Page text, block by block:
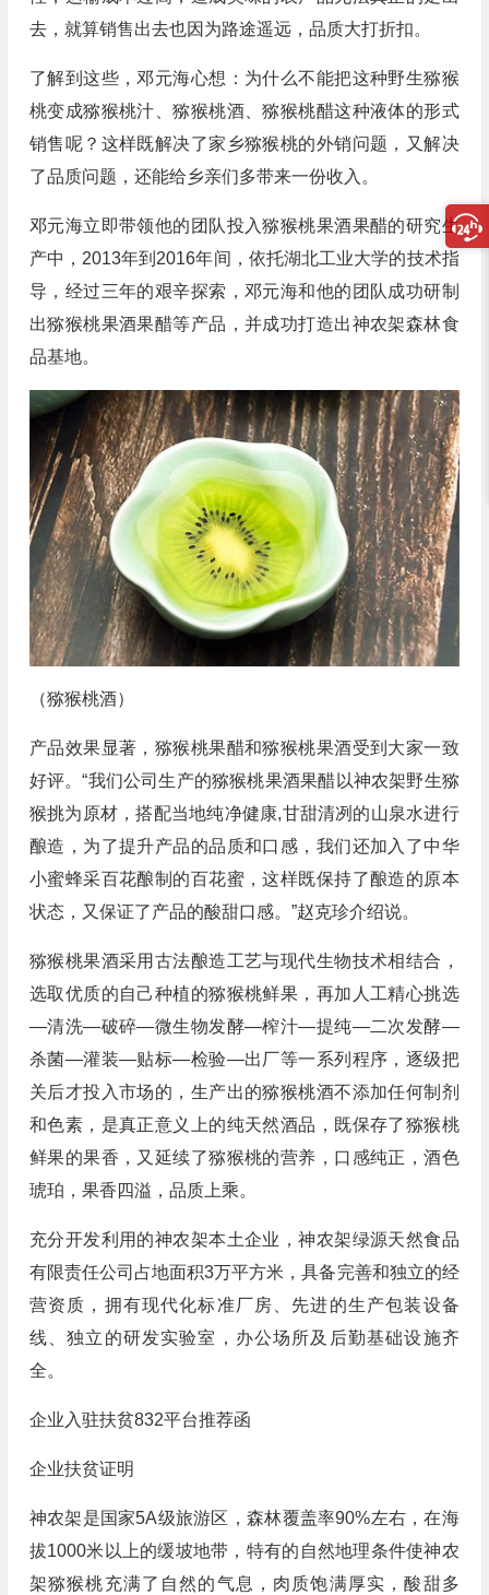
去，就算销售出去也因为路途遥远，品质大打折扣。
了解到这些，邓元海心想：为什么不能把这种野生猕猴
桃变成猕猴桃汁、猕猴桃酒、猕猴桃醋这种液体的形式
销售呢？这样既解决了家乡猕猴桃的外销问题，又解决
了品质问题，还能给乡亲们多带来一份收入。
邓元海立即带领他的团队投入猕猴桃果酒果醋的研究生
产中，2013年到2016年间，依托湖北工业大学的技术指
导，经过三年的艰辛探索，邓元海和他的团队成功研制
出猕猴桃果酒果醋等产品，并成功打造出神农架森林食
品基地。
（猕猴桃酒）
产品效果显著，猕猴桃果醋和猕猴桃果酒受到大家一致
好评。“我们公司生产的猕猴桃果酒果醋以神农架野生猕
猴挑为原材，搭配当地纯净健康,甘甜清冽的山泉水进行
酿造，为了提升产品的品质和口感，我们还加入了中华
小蜜蜂采百花酿制的百花蜜，这样既保持了酿造的原本
状态，又保证了产品的酸甜口感。”赵克珍介绍说。
猕猴桃果酒采用古法酿造工艺与现代生物技术相结合，
选取优质的自己种植的猕猴桃鲜果，再加人工精心挑选
—清洗—破碎—微生物发酵—榨汁—提纯—二次发酵—
杀菌—灌装—贴标—检验—出厂等一系列程序，逐级把
关后才投入市场的，生产出的猕猴桃酒不添加任何制剂
和色素，是真正意义上的纯天然酒品，既保存了猕猴桃
鲜果的果香，又延续了猕猴桃的营养，口感纯正，酒色
琥珀，果香四溢，品质上乘。
充分开发利用的神农架本土企业，神农架绿源天然食品
有限责任公司占地面积3万平方米，具备完善和独立的经
营资质，拥有现代化标准厂房、先进的生产包装设备
线、独立的研发实验室，办公场所及后勤基础设施齐
全。
企业入驻扶贫832平台推荐函
企业扶贫证明
神农架是国家5A级旅游区，森林覆盖率90%左右，在海
拔1000米以上的缓坡地带，特有的自然地理条件使神农
架猕猴桃充满了自然的气息，肉质饱满厚实，酸甜多